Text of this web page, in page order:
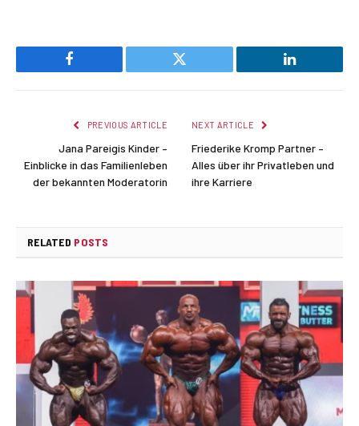
Facebook Twitter LinkedIn
PREVIOUS ARTICLE
Jana Pareigis Kinder –
Einblicke in das Familienleben
der bekannten Moderatorin
NEXT ARTICLE
Friederike Kromp Partner –
Alles über ihr Privatleben und
ihre Karriere
RELATED POSTS